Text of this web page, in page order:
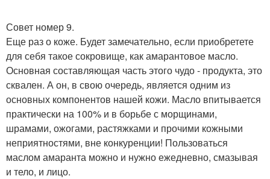
Совет номер 9.
Еще раз о коже. Будет замечательно, если приобретете
для себя такое сокровище, как амарантовое масло.
Основная составляющая часть этого чудо - продукта, это
сквален. А он, в свою очередь, является одним из
основных компонентов нашей кожи. Масло впитывается
практически на 100% и в борьбе с морщинами,
шрамами, ожогами, растяжками и прочими кожными
неприятностями, вне конкуренции! Пользоваться
маслом амаранта можно и нужно ежедневно, смазывая
и тело, и лицо.